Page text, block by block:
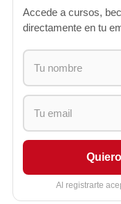
Accede a cursos,
directamente en tu
Al registrarte